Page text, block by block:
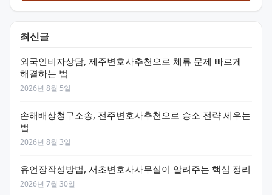
최신글
외국인비자상담, 제주변호사추천으로 체류 문제 빠르게
해결하는 법
2026년 8월 5일
손해배상청구소송, 전주변호사추천으로 승소 전략 세우는
법
2026년 8월 3일
유언장작성방법, 서초변호사사무실이 알려주는 핵심 정리
2026년 7월 30일